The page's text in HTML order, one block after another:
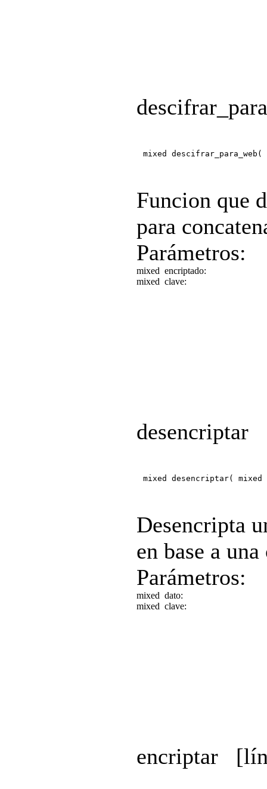
mixed
Funcion que
para
Parámetros:
mixed encriptado:
mixed clave:
desencriptar
mixed desencriptar(
Desencripta
en base a
Parámetros:
mixed dato:
mixed clave:
encriptar